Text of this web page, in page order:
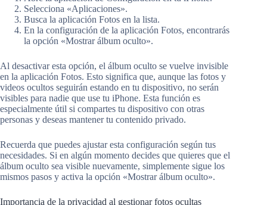
Selecciona «Aplicaciones».
Busca la aplicación Fotos en la lista.
En la configuración de la aplicación Fotos, encontrarás
la opción «Mostrar álbum oculto».
Al desactivar esta opción, el álbum oculto se vuelve invisible
en la aplicación Fotos. Esto significa que, aunque las fotos y
videos ocultos seguirán estando en tu dispositivo, no serán
visibles para nadie que use tu iPhone. Esta función es
especialmente útil si compartes tu dispositivo con otras
personas y deseas mantener tu contenido privado.
Recuerda que puedes ajustar esta configuración según tus
necesidades. Si en algún momento decides que quieres que el
álbum oculto sea visible nuevamente, simplemente sigue los
mismos pasos y activa la opción «Mostrar álbum oculto».
Importancia de la privacidad al gestionar fotos ocultas